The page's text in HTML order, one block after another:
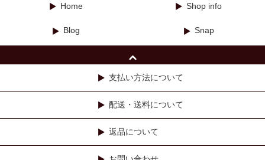
Home Shop info
Blog Snap
支払い方法について
配送・送料について
返品について